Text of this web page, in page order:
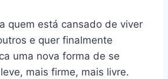
quem está cansado de viver
e quer finalmente
uma nova forma de se
mais firme, mais livre.